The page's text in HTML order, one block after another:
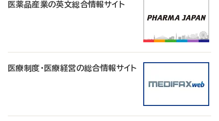
医薬品産業の英文総合情報サイト
医療制度・医療経営の総合情報サイト